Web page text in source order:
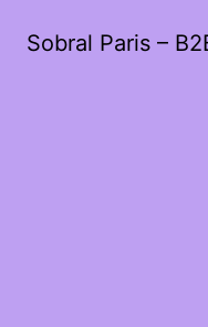
Sobral Paris –